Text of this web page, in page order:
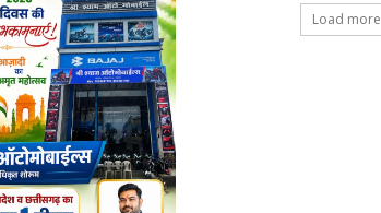
Load more